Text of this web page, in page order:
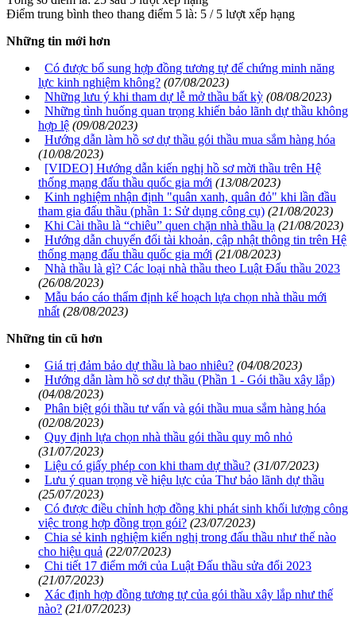
Điểm trung bình theo thang điểm 5 là: 5 / 5 lượt xếp hạng
Những tin mới hơn
Có được bổ sung hợp đồng tương tự để chứng minh năng
lực kinh nghiệm không? (07/08/2023)
Những lưu ý khi tham dự lễ mở thầu bất kỳ (08/08/2023)
Những tình huống quan trọng khiến bảo lãnh dự thầu không
hợp lệ (09/08/2023)
Hướng dẫn làm hồ sơ dự thầu gói thầu mua sắm hàng hóa
(10/08/2023)
[VIDEO] Hướng dẫn kiến nghị hồ sơ mời thầu trên Hệ
thống mạng đấu thầu quốc gia mới (13/08/2023)
Kinh nghiệm nhận định "quân xanh, quân đỏ" khi lần đầu
tham gia đấu thầu (phần 1: Sử dụng công cụ) (21/08/2023)
Khi Cài thầu là “chiêu” quen chặn nhà thầu lạ (21/08/2023)
Hướng dẫn chuyển đổi tài khoản, cập nhật thông tin trên Hệ
thống mạng đấu thầu quốc gia mới (21/08/2023)
Nhà thầu là gì? Các loại nhà thầu theo Luật Đấu thầu 2023
(26/08/2023)
Mẫu báo cáo thẩm định kế hoạch lựa chọn nhà thầu mới
nhất (28/08/2023)
Những tin cũ hơn
Giá trị đảm bảo dự thầu là bao nhiêu? (04/08/2023)
Hướng dẫn làm hồ sơ dự thầu (Phần 1 - Gói thầu xây lắp)
(04/08/2023)
Phân biệt gói thầu tư vấn và gói thầu mua sắm hàng hóa
(02/08/2023)
Quy định lựa chọn nhà thầu gói thầu quy mô nhỏ
(31/07/2023)
Liệu có giấy phép con khi tham dự thầu? (31/07/2023)
Lưu ý quan trọng về hiệu lực của Thư bảo lãnh dự thầu
(25/07/2023)
Có được điều chỉnh hợp đồng khi phát sinh khối lượng công
việc trong hợp đồng trọn gói? (23/07/2023)
Chia sẻ kinh nghiệm kiến nghị trong đấu thầu như thế nào
cho hiệu quả (22/07/2023)
Chi tiết 17 điểm mới của Luật Đấu thầu sửa đổi 2023
(21/07/2023)
Xác định hợp đồng tương tự của gói thầu xây lắp như thế
nào? (21/07/2023)